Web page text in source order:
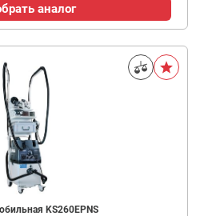
аналог
KS260EPNS